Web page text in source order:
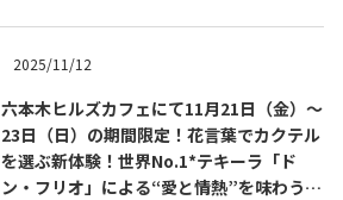
2025/11/12
六本木ヒルズカフェにて11月21日（金）～
23日（日）の期間限定！花言葉でカクテル
を選ぶ新体験！世界No.1*テキーラ「ド
ン・フリオ」による“愛と情熱”を味わう花